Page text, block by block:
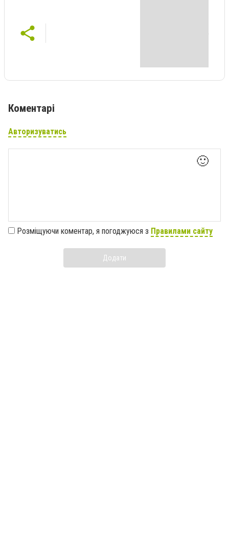
Коментарі
Авторизуватись
🙂
Розміщуючи коментар, я погоджуюся з Правилами сайту
Додати